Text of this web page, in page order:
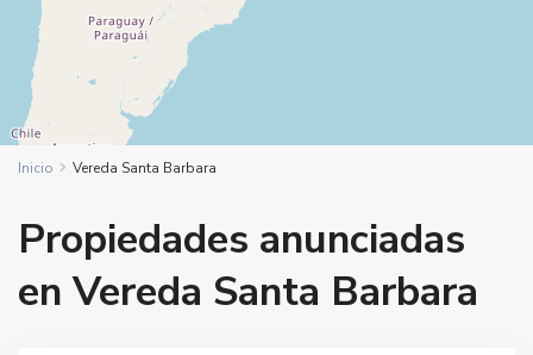
Inicio Vereda Santa Barbara
Propiedades anunciadas
en Vereda Santa Barbara